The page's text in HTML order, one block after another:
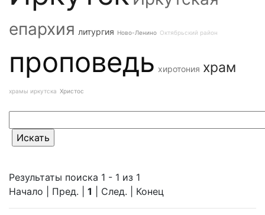
епархия литургия Ново-Ленино Октябрьский район
проповедь хиротония храм
храмы иркутска Христос
Результаты поиска 1 - 1 из 1
Начало | Пред. | 1 | След. | Конец